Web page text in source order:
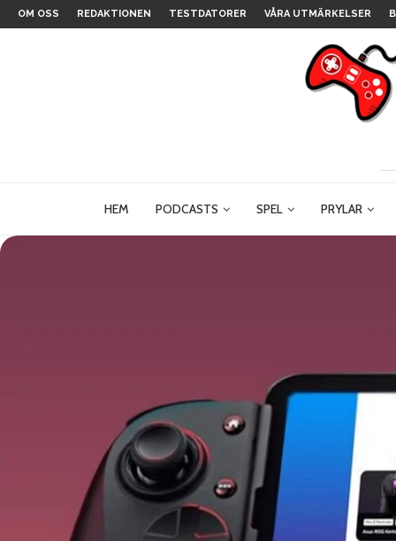
OM OSS REDAKTIONEN TESTDATORER VÅRA UTMÄRKELSER
HEM PODCASTS SPEL PRYLAR